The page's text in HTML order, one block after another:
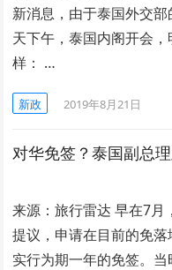
新消息，由于泰国外交
天下午，泰国内阁开会
样： …
新政 2019年8月21日
对华免签？泰国副总
来源：旅行雷达 早在7
提议，申请在目前的免
实行为期一年的免签。